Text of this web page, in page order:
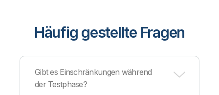
Häufig gestellte Fragen
Gibt es Einschränkungen während
der Testphase?